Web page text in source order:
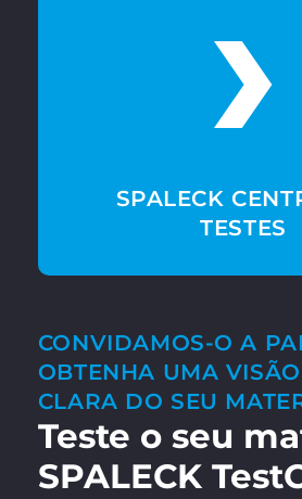
SPALECK
TESTES
CONVIDAMOS-O A
OBTENHA UMA
CLARA DO SEU
Teste o seu
SPALECK